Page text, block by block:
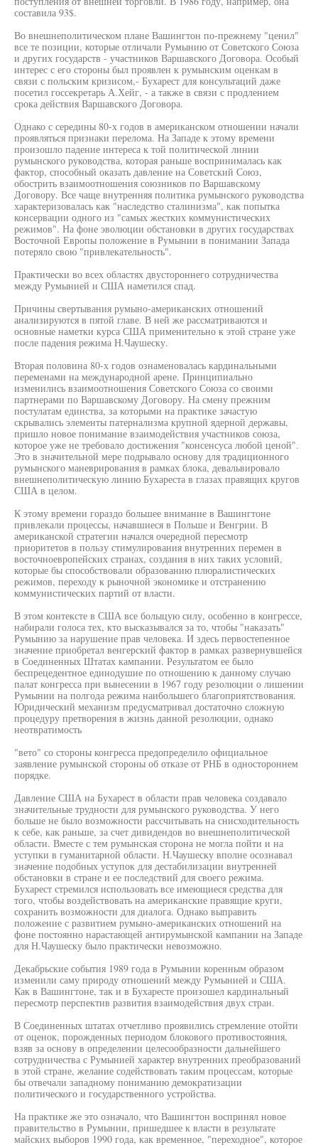
составила 93$.
Во внешнеполитическом плане Вашингтон по-прежнему "ценил"
все те позиции, которые отличали Румынию от Советского Союза
и других государств - участников Варшавского Договора. Особый
интерес с его стороны был проявлен к румынским оценкам в
связи с польским кризисом,- Бухарест для консультаций даже
посетил госсекретарь А.Хейг, - а также в связи с продлением
срока действия Варшавского Договора.
Однако с середины 80-х годов в американском отношении начали
проявляться признаки перелома. На Западе к этому времени
произошло падение интереса к той политической линии
румынского руководства, которая раньше воспринималась как
фактор, способный оказать давление на Советский Союз,
обострить взаимоотношения союзников по Варшавскому
Договору. Все чаще внутренняя политика румынского руководства
характеризовалась как "наследство сталинизма", как попытка
консервации одного из "самых жестких коммунистических
режимов". На фоне эволюции обстановки в других государствах
Восточной Европы положение в Румынии в понимании Запада
потеряло свою "привлекательность".
Практически во всех областях двустороннего сотрудничества
между Румынией и США наметился спад.
Причины свертывания румыно-американских отношений
анализируются в пятой главе. В ней же рассматриваются и
основные наметки курса США применительно к этой стране уже
после падения режима Н.Чаушеску.
Вторая половина 80-х годов ознаменовалась кардинальными
переменами на международной арене. Принципиально
изменились взаимоотношения Советского Союза со своими
партнерами по Варшавскому Договору. На смену прежним
постулатам единства, за которыми на практике зачастую
скрывались элементы патернализма крупной ядерной державы,
пришло новое понимание взаимодействия участников союза,
которое уже не требовало достижения "консенсуса любой ценой".
Это в значительной мере подрывало основу для традиционного
румынского маневрирования в рамках блока, девальвировало
внешнеполитическую линию Бухареста в глазах правящих кругов
США в целом.
К этому времени гораздо большее внимание в Вашингтоне
привлекали процессы, начавшиеся в Польше и Венгрии. В
американской стратегии начался очередной пересмотр
приоритетов в пользу стимулирования внутренних перемен в
восточноевропейских странах, создания в них таких условий,
которые бы способствовали образованию плюралистических
режимов, переходу к рыночной экономике и отстранению
коммунистических партий от власти.
В этом контексте в США все болыцую силу, особенно в конгрессе,
набирали голоса тех, кто высказывался за то, чтобы "наказать"
Румынию за нарушение прав человека. И здесь первостепенное
значение приобретал венгерский фактор в рамках развернувшейся
в Соединенных Штатах кампании. Результатом ее было
беспрецедентное единодушие по отношению к данному случаю
палат конгресса при вынесении в 1967 году резолюции о лишении
Румынии на полгода режима наибольшего благоприятствования.
Юридический механизм предусматривал достаточно сложную
процедуру претворения в жизнь данной резолюции, однако
неотвратимость
"вето" со стороны конгресса предопределило официальное
заявление румынской стороны об отказе от РНБ в одностороннем
порядке.
Давление США на Бухарест в области прав человека создавало
значительные трудности для румынского руководства. У него
больше не было возможности рассчитывать на снисходительность
к себе, как раньше, за счет дивидендов во внешнеполитической
области. Вместе с тем румынская сторона не могла пойти и на
уступки в гуманитарной области. Н.Чаушеску вполне осознавал
значение подобных уступок для дестабилизации внутренней
обстановки в стране и ее последствий для своего режима.
Бухарест стремился использовать все имеющиеся средства для
того, чтобы воздействовать на американские правящие круги,
сохранить возможности для диалога. Однако выправить
положение с развитием румыно-американских отношений на
фоне постоянно нарастающей антирумынской кампании на Западе
для Н.Чаушеску было практически невозможно.
Декабрьские события 1989 года в Румынии коренным образом
изменили саму природу отношений между Румынией и США.
Как в Вашингтоне, так и в Бухаресте произошел кардинальный
пересмотр перспектив развития взаимодействия двух стран.
В Соединенных штатах отчетливо проявились стремление отойти
от оценок, порожденных периодом блокового противостояния,
взяв за основу в определении целесообразности дальнейшего
сотрудничества с Румынией характер внутренних преобразований
в этой стране, желание содействовать таким процессам, которые
бы отвечали западному пониманию демократизации
политического и государственного устройства.
На практике же это означало, что Вашингтон воспринял новое
правительство в Румынии, пришедшее к власти в результате
майских выборов 1990 года, как временное, "переходное", которое